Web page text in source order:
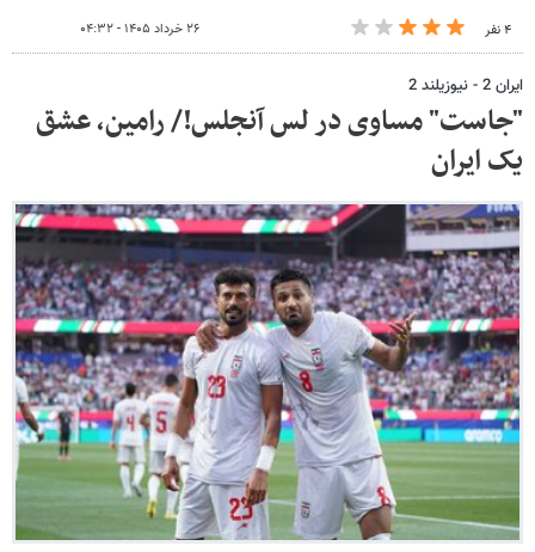
۴ نفر ۲۶ خرداد ۱۴۰۵ - ۰۴:۳۲
ایران 2 - نیوزیلند 2
"جاست" مساوی در لس آنجلس!/ رامین، عشق
یک ایران